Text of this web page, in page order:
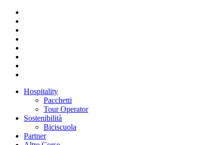
Hospitality
Pacchetti
Tour Operator
Sostenibilità
Biciscuola
Partner